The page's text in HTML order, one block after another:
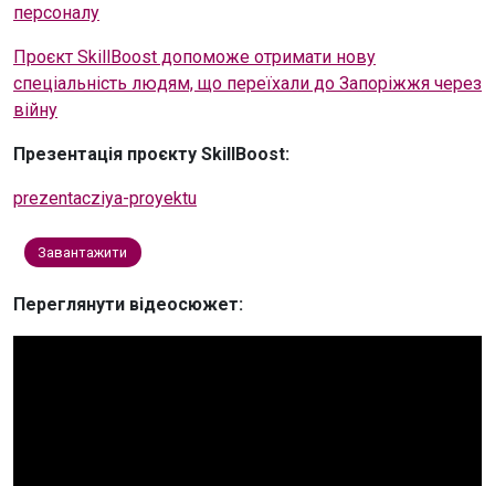
персоналу
Проєкт SkillBoost допоможе отримати нову
спеціальність людям, що переїхали до Запоріжжя через
війну
Презентація проєкту SkillBoost:
prezentacziya-proyektu
Завантажити
Переглянути відеосюжет: